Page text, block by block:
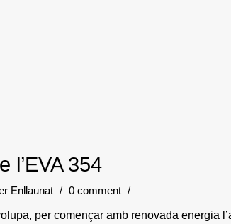
l’EVA 354
Enllaunat / 0 comment /
per començar amb renovada energia